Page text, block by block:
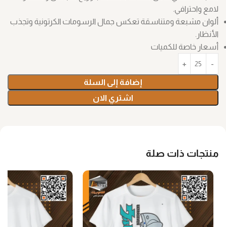
لامع واحترافي.
ألوان مشبعة ومتناسقة تعكس جمال الرسومات الكرتونية وتجذب
الأنظار.
أسعار خاصة للكميات
إضافة إلى السلة
اشتري الان
منتجات ذات صلة